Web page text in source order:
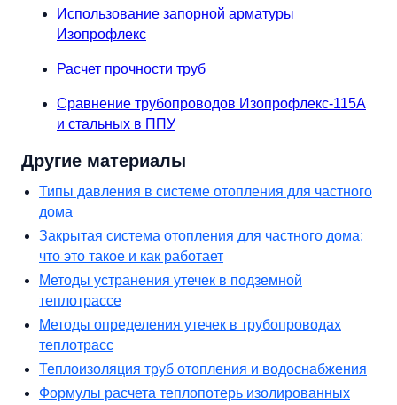
Использование запорной арматуры
Изопрофлекс
Расчет прочности труб
Сравнение трубопроводов Изопрофлекс-115А
и стальных в ППУ
Другие материалы
Типы давления в системе отопления для частного
дома
Закрытая система отопления для частного дома:
что это такое и как работает
Методы устранения утечек в подземной
теплотрассе
Методы определения утечек в трубопроводах
теплотрасс
Теплоизоляция труб отопления и водоснабжения
Формулы расчета теплопотерь изолированных